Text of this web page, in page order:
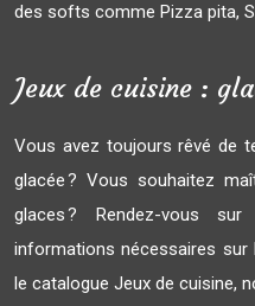
des softs comme Pizza pita,
Jeux de cuisine :
Vous avez toujours rêvé de
glacée ? Vous souhaitez
glaces ? Rendez-vous
informations nécessaires sur
le catalogue Jeux de cuisine,